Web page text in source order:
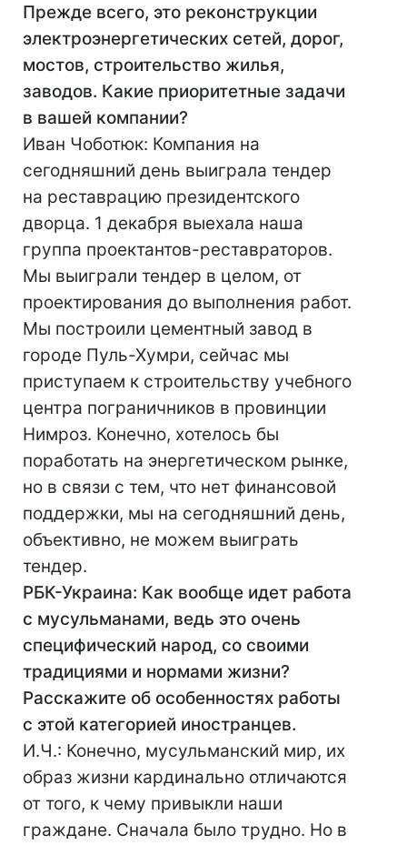
Прежде всего, это реконструкции
электроэнергетических сетей, дорог,
мостов, строительство жилья,
заводов. Какие приоритетные задачи
в вашей компании?
Иван Чоботюк: Компания на
сегодняшний день выиграла тендер
на реставрацию президентского
дворца. 1 декабря выехала наша
группа проектантов-реставраторов.
Мы выиграли тендер в целом, от
проектирования до выполнения работ.
Мы построили цементный завод в
городе Пуль-Хумри, сейчас мы
приступаем к строительству учебного
центра пограничников в провинции
Нимроз. Конечно, хотелось бы
поработать на энергетическом рынке,
но в связи с тем, что нет финансовой
поддержки, мы на сегодняшний день,
объективно, не можем выиграть
тендер.
РБК-Украина: Как вообще идет работа
с мусульманами, ведь это очень
специфический народ, со своими
традициями и нормами жизни?
Расскажите об особенностях работы
с этой категорией иностранцев.
И.Ч.: Конечно, мусульманский мир, их
образ жизни кардинально отличаются
от того, к чему привыкли наши
граждане. Сначала было трудно. Но в